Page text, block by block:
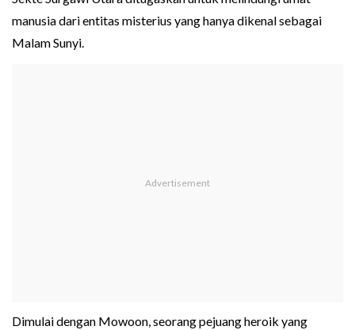
manusia dari entitas misterius yang hanya dikenal sebagai
Malam Sunyi.
Dimulai dengan Mowoon, seorang pejuang heroik yang